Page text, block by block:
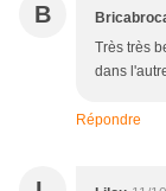
B
Très très
dans
Répondre